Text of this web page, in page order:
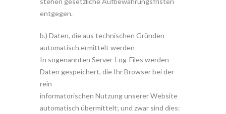
entgegen.
b.) Daten, die aus technischen Gründen
automatisch ermittelt werden
In sogenannten Server-Log-Files werden
Daten gespeichert, die Ihr Browser bei der
rein
informatorischen Nutzung unserer Website
automatisch übermittelt; und zwar sind dies: